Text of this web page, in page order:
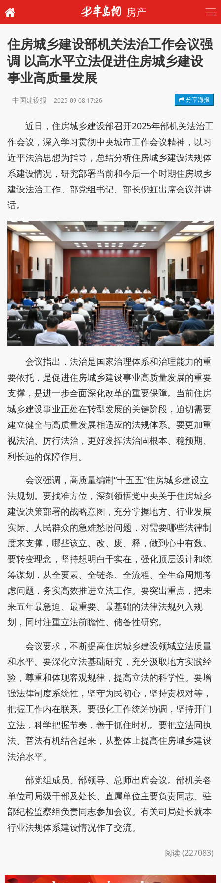
房产
住房城乡建设部机关法治工作会议强
调 以高水平立法促进住房城乡建设
事业高质量发展
中国建设报 2025-09-08 17:26 分享海报
近日，住房城乡建设部召开2025年部机关法治工
作会议，深入学习贯彻中央城市工作会议精神，以习
近平法治思想为指导，总结分析住房城乡建设法规体
系建设情况，研究部署当前和今后一个时期住房城乡
建设法治工作。部党组书记、部长倪虹出席会议并讲
话。
会议指出，法治是国家治理体系和治理能力的重
要依托，是促进住房城乡建设事业高质量发展的重要
支撑，是进一步全面深化改革的重要保障。当前住房
城乡建设事业正处在转型发展的关键阶段，迫切需要
建立健全与高质量发展相适应的法规体系。要更加重
视法治、厉行法治，更好发挥法治固根本、稳预期、
利长远的保障作用。
会议强调，高质量编制“十五五”住房城乡建设立
法规划。要找准方位，深刻领悟党中央关于住房城乡
建设决策部署的战略意图，充分掌握地方、行业发展
实际、人民群众的急难愁盼问题，对需要哪些法律制
度来支撑，哪些该立、改、废、释，做到心中有数。
要转变理念，坚持想明白干实在，强化顶层设计和统
筹谋划，从全要素、全链条、全流程、全生命周期考
虑问题，务实高效推进立法工作。要突出重点，把未
来五年最急迫、最重要、最基础的法律法规列入规
划，同时注重立法前瞻性、储备性研究。
会议要求，不断提高住房城乡建设领域立法质量
和水平。要深化立法基础研究，充分汲取地方实践经
验，尊重和体现客观规律，提高立法的科学性。要增
强法律制度系统性，坚守为民初心，坚持责权对等，
把握工作内在联系。要强化工作统筹协调，坚持开门
立法，科学把握节奏，善于抓住时机。要把立法同执
法、普法有机结合起来，从整体上提高住房城乡建设
法治水平。
部党组成员、部领导、总师出席会议。部机关各
单位司局级干部及处长、直属单位主要负责同志、驻
部纪检监察组负责同志参加会议。有关司局处长就本
行业法规体系建设情况作了交流。
阅读 (227083)